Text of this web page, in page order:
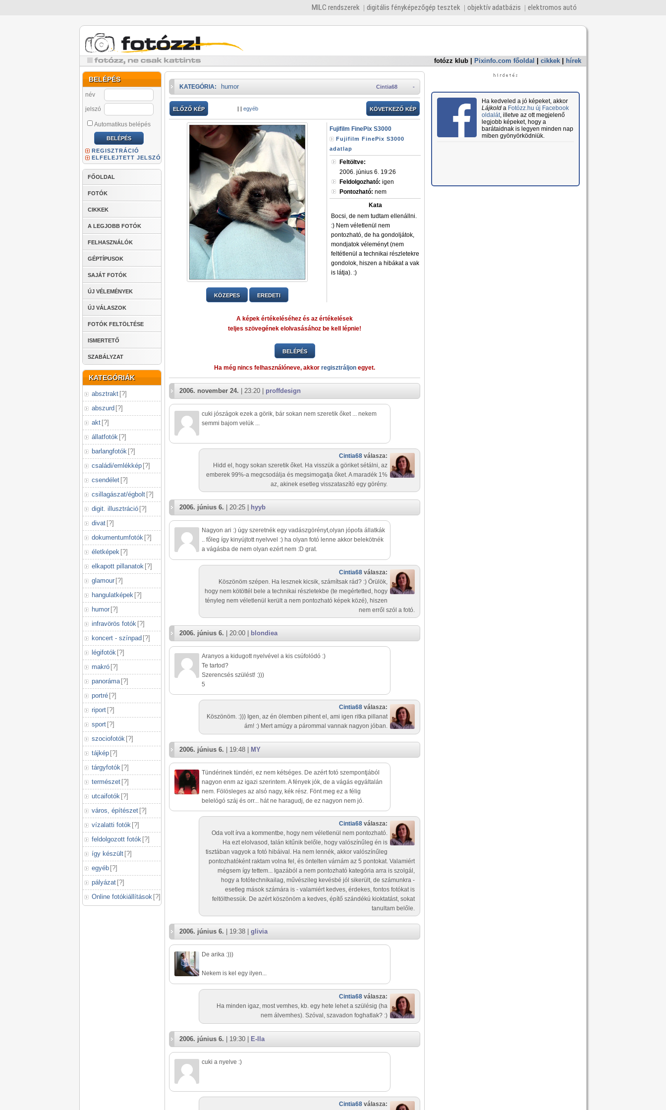
MILC rendszerek digitális fényképezőgép tesztek objektív adatbázis elektromos autó
fotózz klub Pixinfo.com főoldal cikkek hírek
BELÉPÉS
név
jelszó
Automatikus belépés
REGISZTRÁCIÓ
ELFELEJTETT JELSZÓ
FŐOLDAL
FOTÓK
CIKKEK
A LEGJOBB FOTÓK
FELHASZNÁLÓK
GÉPTÍPUSOK
SAJÁT FOTÓK
ÚJ VÉLEMÉNYEK
ÚJ VÁLASZOK
FOTÓK FELTÖLTÉSE
ISMERTETŐ
SZABÁLYZAT
KATEGÓRIÁK
absztrakt [?]
abszurd [?]
akt [?]
állatfotók [?]
barlangfotók [?]
családi/emlékkép [?]
csendélet [?]
csillagászat/égbolt [?]
digit. illusztráció [?]
divat [?]
dokumentumfotók [?]
életképek [?]
elkapott pillanatok [?]
glamour [?]
hangulatképek [?]
humor [?]
infravörös fotók [?]
koncert - színpad [?]
légifotók [?]
makró [?]
panoráma [?]
portré [?]
riport [?]
sport [?]
szociofotók [?]
tájkép [?]
tárgyfotók [?]
természet [?]
utcaifotók [?]
város, építészet [?]
vízalatti fotók [?]
feldolgozott fotók [?]
így készült [?]
egyéb [?]
pályázat [?]
Online fotókiállítások [?]
-
Cintia68
KATEGÓRIA: humor
ELŐZŐ KÉP | | egyéb KÖVETKEZŐ KÉP
KÖZEPES EREDETI
Fujifilm FinePix S3000
Fujifilm FinePix S3000
adatlap
Feltöltve:
2006. június 6. 19:26
Feldolgozható: igen
Pontozható: nem
Kata
Bocsi, de nem tudtam ellenállni.
:) Nem véletlenül nem
pontozható, de ha gondoljátok,
mondjatok véleményt (nem
feltétlenül a technikai részletekre
gondolok, hiszen a hibákat a vak
is látja). :)
A képek értékeléséhez és az értékelések
teljes szövegének elolvasásához be kell lépnie!
BELÉPÉS
Ha még nincs felhasználóneve, akkor regisztráljon egyet.
2006. november 24. | 23:20 | proffdesign
cuki jószágok ezek a görik, bár sokan nem szeretik őket ... nekem
semmi bajom velük ...
Cintia68 válasza:
Hidd el, hogy sokan szeretik őket. Ha visszük a göriket sétálni, az
emberek 99%-a megcsodálja és megsimogatja őket. A maradék 1%
az, akinek esetleg visszataszító egy görény.
2006. június 6. | 20:25 | hyyb
Nagyon ari :) úgy szeretnék egy vadászgörényt,olyan jópofa állatkák
.. főleg így kinyújtott nyelvvel :) ha olyan fotó lenne akkor belekötnék
a vágásba de nem olyan ezért nem :D grat.
Cintia68 válasza:
Köszönöm szépen. Ha lesznek kicsik, számítsak rád? :) Örülök,
hogy nem kötöttél bele a technikai részletekbe (te megértetted, hogy
tényleg nem véletlenül került a nem pontozható képek közé), hiszen
nem erről szól a fotó.
2006. június 6. | 20:00 | blondiea
Aranyos a kidugott nyelvével a kis csúfolódó :)
Te tartod?
Szerencsés szülést! :)))
5
Cintia68 válasza:
Köszönöm. :))) Igen, az én ölemben pihent el, ami igen ritka pillanat
ám! :) Mert amúgy a párommal vannak nagyon jóban.
2006. június 6. | 19:48 | MY
Tündérinek tündéri, ez nem kétséges. De azért fotó szempontjából
nagyon enm az igazi szerintem. A fények jók, de a vágás egyáltalán
nem. Fölösleges az alsó nagy, kék rész. Fönt meg ez a félig
belelógó száj és orr... hát ne haragudj, de ez nagyon nem jó.
Cintia68 válasza:
Oda volt írva a kommentbe, hogy nem véletlenül nem pontozható.
Ha ezt elolvasod, talán kitűnik belőle, hogy valószínűleg én is
tisztában vagyok a fotó hibáival. Ha nem lennék, akkor valószínűleg
pontozhatóként raktam volna fel, és öntelten várnám az 5 pontokat. Valamiért
mégsem így tettem... Igazából a nem pontozható kategória arra is szolgál,
hogy a fotótechnikailag, művészileg kevésbé jól sikerült, de számunkra -
esetleg mások számára is - valamiért kedves, érdekes, fontos fotókat is
feltölthessük. De azért köszönöm a kedves, építő szándékú kioktatást, sokat
tanultam belőle.
2006. június 6. | 19:38 | glivia
De arika :)))
Nekem is kel egy ilyen...
Cintia68 válasza:
Ha minden igaz, most vemhes, kb. egy hete lehet a szülésig (ha
nem álvemhes). Szóval, szavadon foghatlak? :)
2006. június 6. | 19:30 | E-lla
cuki a nyelve :)
Cintia68 válasza:
Ha kedveled a jó képeket, akkor
Lájkolda Fotózz.hu új Facebook
oldalát, illetve az ott megjelenő
legjobb képeket, hogy a
barátaidnak is legyen minden nap
miben gyönyörködniük.